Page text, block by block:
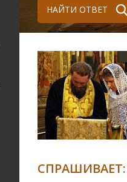
НАЙТИ ОТВЕТ
СПРАШИВАЕТ: